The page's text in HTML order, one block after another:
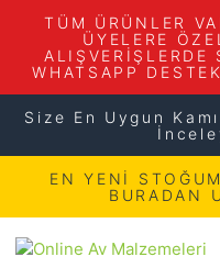
TÜM ÜRÜNLER
ÜYELERE
WHATSAPP
Size En Uygun
EN YENİ
BURADAN